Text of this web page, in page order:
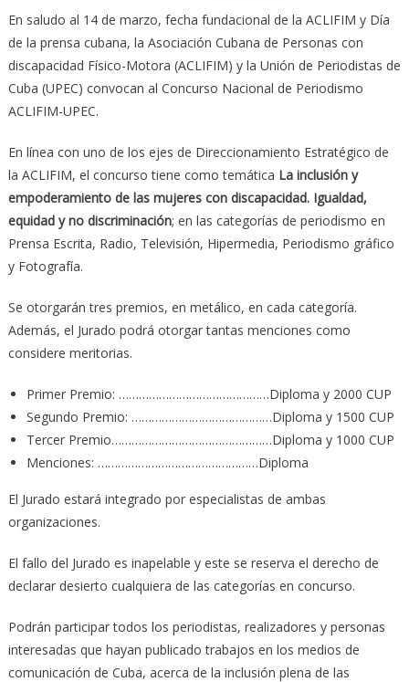
En saludo al 14 de marzo, fecha fundacional de la ACLIFIM y Día
de la prensa cubana, la Asociación Cubana de Personas con
discapacidad Físico-Motora (ACLIFIM) y la Unión de Periodistas de
Cuba (UPEC) convocan al Concurso Nacional de Periodismo
ACLIFIM-UPEC.
En línea con uno de los ejes de Direccionamiento Estratégico de
la ACLIFIM, el concurso tiene como temática La inclusión y
empoderamiento de las mujeres con discapacidad. Igualdad,
equidad y no discriminación; en las categorías de periodismo en
Prensa Escrita, Radio, Televisión, Hipermedia, Periodismo gráfico
y Fotografía.
Se otorgarán tres premios, en metálico, en cada categoría.
Además, el Jurado podrá otorgar tantas menciones como
considere meritorias.
Primer Premio: ………………………………………Diploma y 2000 CUP
Segundo Premio: ……………………………………Diploma y 1500 CUP
Tercer Premio…………………………………………Diploma y 1000 CUP
Menciones: …………………………………………Diploma
El Jurado estará integrado por especialistas de ambas
organizaciones.
El fallo del Jurado es inapelable y este se reserva el derecho de
declarar desierto cualquiera de las categorías en concurso.
Podrán participar todos los periodistas, realizadores y personas
interesadas que hayan publicado trabajos en los medios de
comunicación de Cuba, acerca de la inclusión plena de las